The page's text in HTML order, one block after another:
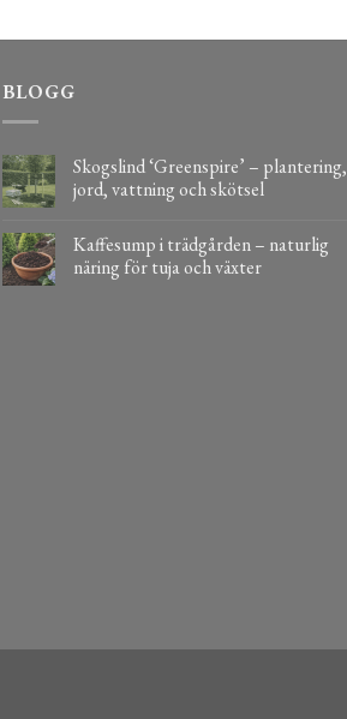
BLOGG
Skogslind ‘Greenspire’ – plantering,
jord, vattning och skötsel
Kaffesump i trädgården – naturlig
näring för tuja och växter